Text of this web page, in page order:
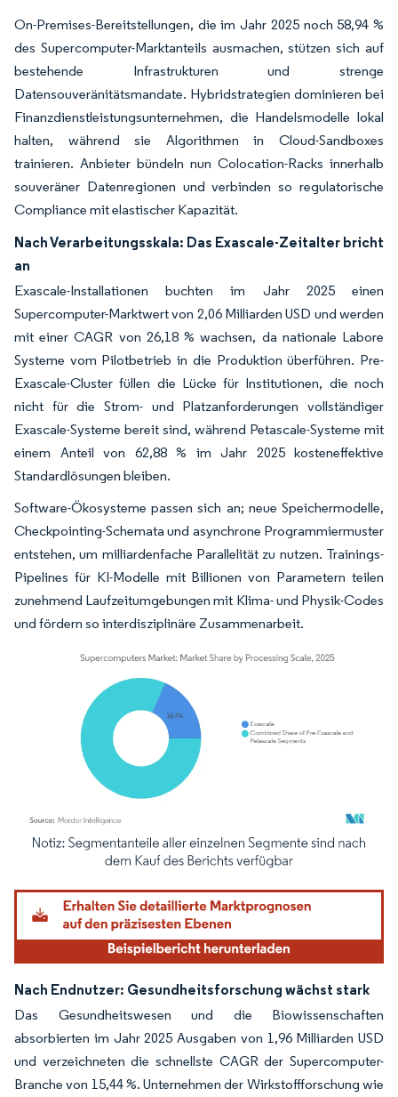
On-Premises-Bereitstellungen, die im Jahr 2025 noch 58,94 %
des Supercomputer-Marktanteils ausmachen, stützen sich auf
bestehende Infrastrukturen und strenge
Datensouveränitätsmandate. Hybridstrategien dominieren bei
Finanzdienstleistungsunternehmen, die Handelsmodelle lokal
halten, während sie Algorithmen in Cloud-Sandboxes
trainieren. Anbieter bündeln nun Colocation-Racks innerhalb
souveräner Datenregionen und verbinden so regulatorische
Compliance mit elastischer Kapazität.
Nach Verarbeitungsskala: Das Exascale-Zeitalter bricht
an
Exascale-Installationen buchten im Jahr 2025 einen
Supercomputer-Marktwert von 2,06 Milliarden USD und werden
mit einer CAGR von 26,18 % wachsen, da nationale Labore
Systeme vom Pilotbetrieb in die Produktion überführen. Pre-
Exascale-Cluster füllen die Lücke für Institutionen, die noch
nicht für die Strom- und Platzanforderungen vollständiger
Exascale-Systeme bereit sind, während Petascale-Systeme mit
einem Anteil von 62,88 % im Jahr 2025 kosteneffektive
Standardlösungen bleiben.
Software-Ökosysteme passen sich an; neue Speichermodelle,
Checkpointing-Schemata und asynchrone Programmiermuster
entstehen, um milliardenfache Parallelität zu nutzen. Trainings-
Pipelines für KI-Modelle mit Billionen von Parametern teilen
zunehmend Laufzeitumgebungen mit Klima- und Physik-Codes
und fördern so interdisziplinäre Zusammenarbeit.
Bild © Mordor Intelligence. Wiederverwendung erfordert Namensnennung
Nach Endnutzer: Gesundheitsforschung wächst stark
Das Gesundheitswesen und die Biowissenschaften
absorbierten im Jahr 2025 Ausgaben von 1,96 Milliarden USD
und verzeichneten die schnellste CAGR der Supercomputer-
Branche von 15,44 %. Unternehmen der Wirkstoffforschung wie